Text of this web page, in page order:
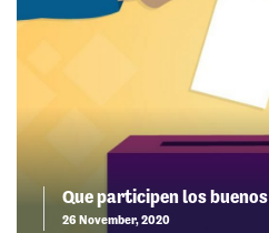
Que participen los buenos
26 November, 2020